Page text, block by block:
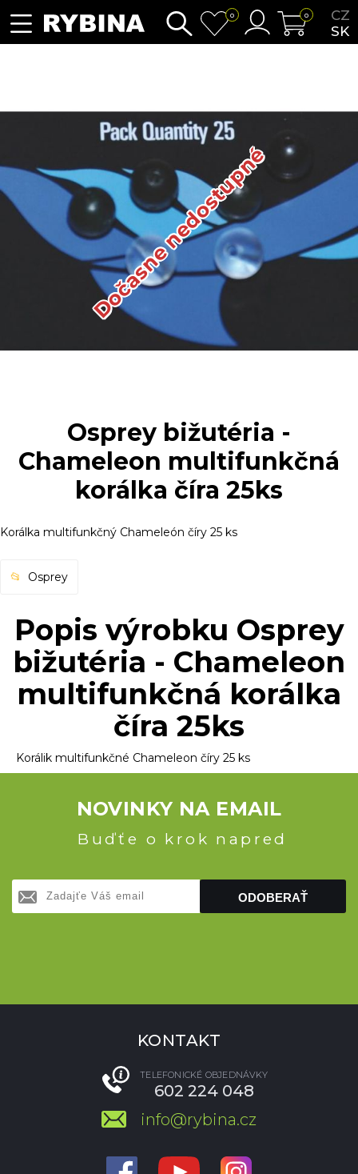
CZ
SK
0 0
Dočasne nedostupné
Osprey bižutéria -
Chameleon multifunkčná
korálka číra 25ks
Korálka multifunkčný Chameleón číry 25 ks
Osprey
Popis výrobku Osprey
bižutéria - Chameleon
multifunkčná korálka
číra 25ks
Korálik multifunkčné Chameleon číry 25 ks
NOVINKY NA EMAIL
Buďťe o krok napred
ODOBERAŤ
KONTAKT
TELEFONICKÉ OBJEDNÁVKY
602 224 048
info@rybina.cz